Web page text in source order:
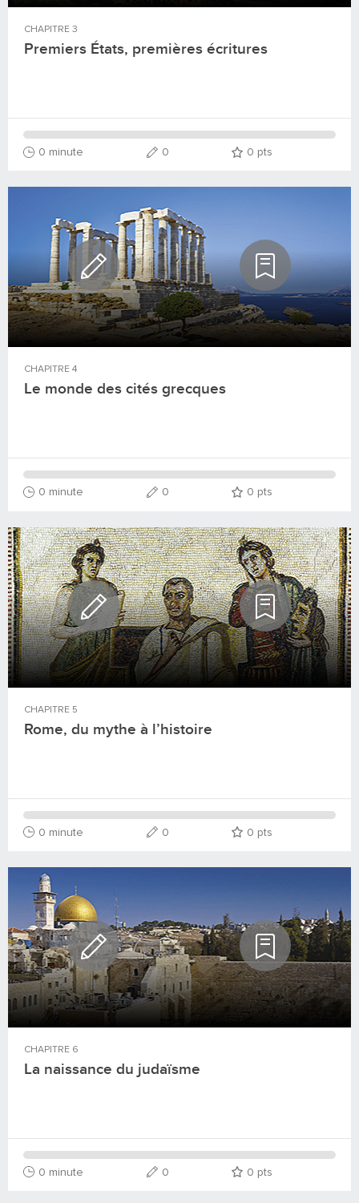
CHAPITRE 3
Premiers États, premières écritures
0 minute 0 0 pts
CHAPITRE 4
Le monde des cités grecques
0 minute 0 0 pts
CHAPITRE 5
Rome, du mythe à l’histoire
0 minute 0 0 pts
CHAPITRE 6
La naissance du judaïsme
0 minute 0 0 pts